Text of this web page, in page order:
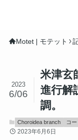
Motet | モテット
米津玄
進行解
調。
2023
6/06
Choroidea branch コー
2023年6月6日